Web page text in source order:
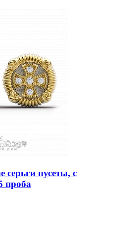
серьги пусеты, с
проба